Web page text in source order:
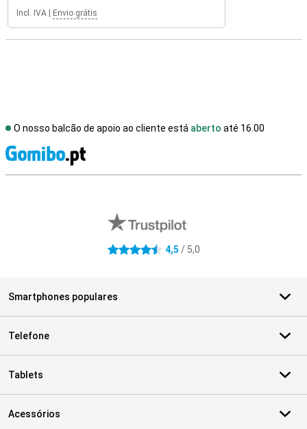
Incl. IVA Envio grátis
O nosso balcão de apoio ao cliente está aberto até 16.00
4.5 estrelas 4,5 / 5,0
Smartphones populares
Telefone
Tablets
Acessórios